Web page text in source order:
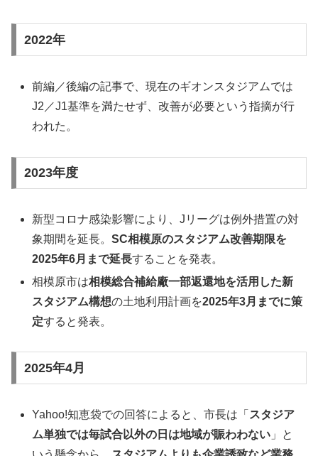
2022年
前編／後編の記事で、現在のギオンスタジアムでは
J2／J1基準を満たせず、改善が必要という指摘が行
われた。
2023年度
新型コロナ感染影響により、Jリーグは例外措置の対
象期間を延長。SC相模原のスタジアム改善期限を
2025年6月まで延長することを発表。
相模原市は相模総合補給廠一部返還地を活用した新
スタジアム構想の土地利用計画を2025年3月までに策
定すると発表。
2025年4月
Yahoo!知恵袋での回答によると、市長は「 スタジア
ム単独では毎試合以外の日は地域が賑わわない 」と